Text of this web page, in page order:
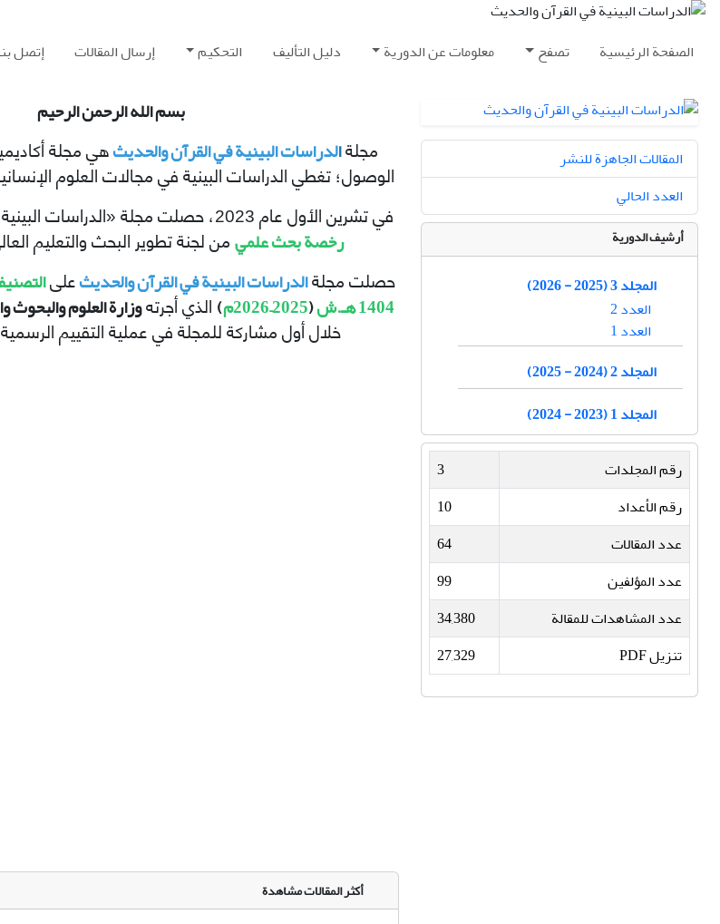
الصفحة الرئیسیة تصفح معلومات عن الدورية دلیل التألیف التحکیم إرسال المقالات إتصل
المقالات الجاهزة للنشر
العدد الحالي
أرشيف الدورية
المجلد 3 (2025 - 2026)
العدد 2
العدد 1
المجلد 2 (2024 - 2025)
المجلد 1 (2023 - 2024)
رقم المجلدات
3
رقم الأعداد
10
عدد المقالات
64
عدد المؤلفین
99
عدد المشاهدات للمقالة
34,380
تنزیل PDF
27,329
بسم الله الرحمن الرحیم
مجلةالدراسات البینیة في القرآن والحدیث هي مجلة
الوصول؛ تغطي الدراسات البینیة في مجالات العلوم
في تشرين الأول عام 2023، حصلت مجلة «الدراسات البینية في القرآن و الحدیث» على
رخصة بحث علمي من لجنة تطوير البحث والتعليم
حصلت مجلةالدراسات البینیة في القرآن والحدیث على
1404هـ.ش(2025–2026م ) الذي أجرتهوزارة العلوم والبحوث
خلال أول مشاركة للمجلة في عملية التقييم
أكثر المقالات مشاهدة